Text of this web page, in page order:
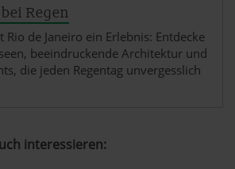
|Impressum
Regen
Rio de Janeiro ein Erlebnis: Entdecke
beeindruckende Architektur und
die jeden Regentag unvergesslich
interessieren: